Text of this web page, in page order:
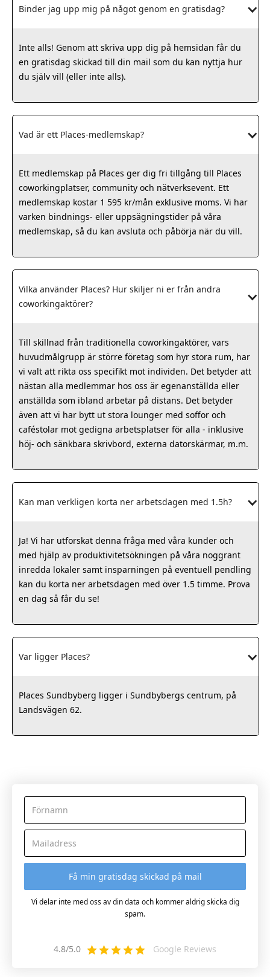
Binder jag upp mig på något genom en gratisdag?
Inte alls! Genom att skriva upp dig på hemsidan får du
en gratisdag skickad till din mail som du kan nyttja hur
du själv vill (eller inte alls).
Vad är ett Places-medlemskap?
Ett medlemskap på Places ger dig fri tillgång till Places
coworkingplatser, community och nätverksevent. Ett
medlemskap kostar 1 595 kr/mån exklusive moms. Vi har
varken bindnings- eller uppsägningstider på våra
medlemskap, så du kan avsluta och påbörja när du vill.
Vilka använder Places? Hur skiljer ni er från andra
coworkingaktörer?
Till skillnad från traditionella coworkingaktörer, vars
huvudmålgrupp är större företag som hyr stora rum, har
vi valt att rikta oss specifikt mot individen. Det betyder att
nästan alla medlemmar hos oss är egenanställda eller
anställda som ibland arbetar på distans. Det betyder
även att vi har bytt ut stora lounger med soffor och
caféstolar mot gedigna arbetsplatser för alla - inklusive
höj- och sänkbara skrivbord, externa datorskärmar, m.m.
Kan man verkligen korta ner arbetsdagen med 1.5h?
Ja! Vi har utforskat denna fråga med våra kunder och
med hjälp av produktivitetsökningen på våra noggrant
inredda lokaler samt insparningen på eventuell pendling
kan du korta ner arbetsdagen med över 1.5 timme. Prova
en dag så får du se!
Var ligger Places?
Places Sundbyberg ligger i Sundbybergs centrum, på
Landsvägen 62.
Vi delar inte med oss av din data och kommer aldrig skicka dig
spam.
4.8/5.0 Google Reviews